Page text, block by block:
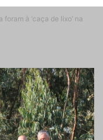
à ‘caça de lixo’ na